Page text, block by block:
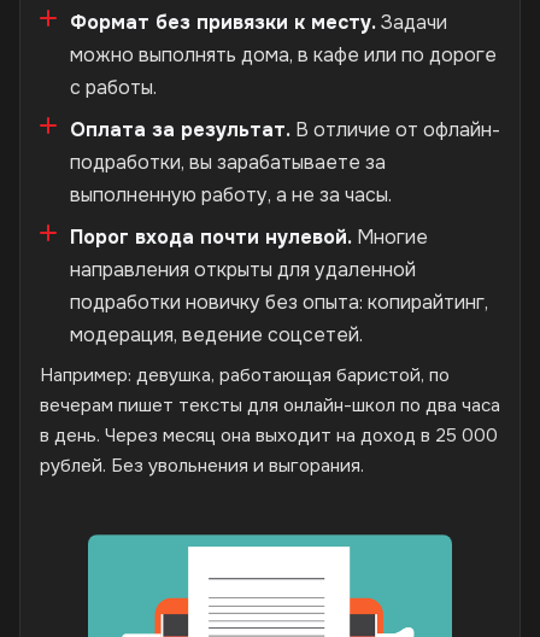
Формат без привязки к месту.Задачи
можно выполнять дома, в кафе или по дороге
с работы.
Оплата за результат. В отличие от офлайн-
подработки, вы зарабатываете за
выполненную работу, а не за часы.
Порог входа почти нулевой. Многие
направления открыты для удаленной
подработки новичку без опыта: копирайтинг,
модерация, ведение соцсетей.
Например: девушка, работающая баристой, по
вечерам пишет тексты для онлайн-школ по два часа
в день. Через месяц она выходит на доход в 25 000
рублей. Без увольнения и выгорания.